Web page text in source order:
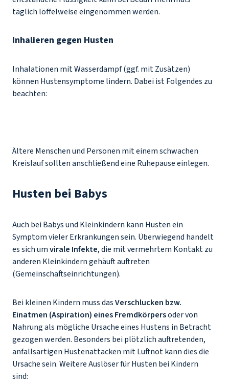
täglich löffelweise eingenommen werden.
Inhalieren gegen Husten
Inhalationen mit Wasserdampf (ggf. mit Zusätzen)
können Hustensymptome lindern. Dabei ist Folgendes zu
beachten:
Ältere Menschen und Personen mit einem schwachen
Kreislauf sollten anschließend eine Ruhepause einlegen.
Husten bei Babys
Auch bei Babys und Kleinkindern kann Husten ein
Symptom vieler Erkrankungen sein. Überwiegend handelt
es sich umvirale Infekte, die mit vermehrtem Kontakt zu
anderen Kleinkindern gehäuft auftreten
(Gemeinschaftseinrichtungen).
Bei kleinen Kindern muss dasVerschlucken bzw.
Einatmen (Aspiration) eines Fremdkörpersoder von
Nahrung als mögliche Ursache eines Hustens in Betracht
gezogen werden. Besonders bei plötzlich auftretenden,
anfallsartigen Hustenattacken mit Luftnot kann dies die
Ursache sein. Weitere Auslöser für Husten bei Kindern
sind: